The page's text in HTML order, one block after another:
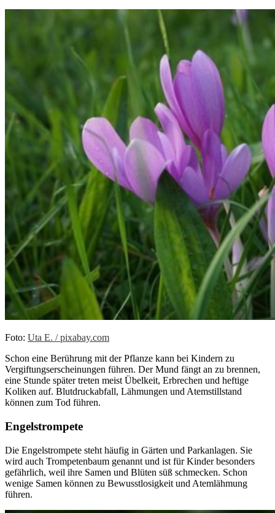
Foto: Uta E. / pixabay.com
Schon eine Berührung mit der Pflanze kann bei Kindern zu
Vergiftungserscheinungen führen. Der Mund fängt an zu brennen,
eine Stunde später treten meist Übelkeit, Erbrechen und heftige
Koliken auf. Blutdruckabfall, Lähmungen und Atemstillstand
können zum Tod führen.
Engelstrompete
Die Engelstrompete steht häufig in Gärten und Parkanlagen. Sie
wird auch Trompetenbaum genannt und ist für Kinder besonders
gefährlich, weil ihre Samen und Blüten süß schmecken. Schon
wenige Samen können zu Bewusstlosigkeit und Atemlähmung
führen.